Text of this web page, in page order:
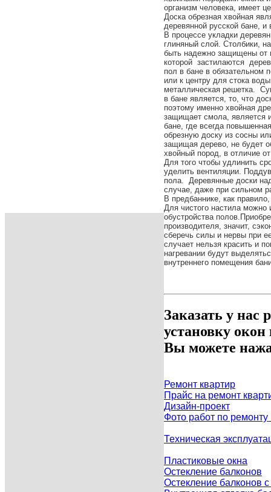
организм человека, имеет
Доска обрезная хвойная
деревянной русской бане, и
В процессе укладки
глиняный слой. Столбики,
быть надежно защищены от
которой застилаются
пол в бане в обязательном
или к центру для стока
металлическая решетка.
в бане является, то, что
поэтому именно хвойная
защищает смола, является
бане, где всегда
обрезную доску из сосны
защищая дерево, не будет
хвойный пород, в отличие
Для того чтобы удлинить
уделить вентиляции.
пола. Деревянные доски
случае, даже при сильном
В предбаннике, как
Для чистого настила можно
обустройства
производителя, значит,
сберечь силы и нервы при
случает нельзя красить и
нагревании будут
внутреннего помещения
Заказать у нас
установку
Вы можете
Ремонт квартир
Прайс на ремонт
Дизайн-проект
Фото работ по ремонту
Техническая
Пластиковые окна
Остекление балконов
Остекление балконов